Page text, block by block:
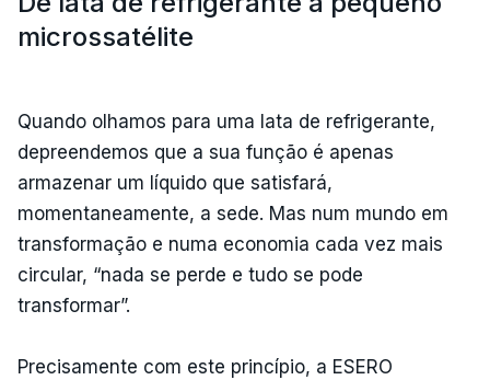
microssatélite
Quando olhamos para uma lata de refrigerante,
depreendemos que a sua função é apenas
armazenar um líquido que satisfará,
momentaneamente, a sede. Mas num mundo em
transformação e numa economia cada vez mais
circular, “nada se perde e tudo se pode
transformar”.
Precisamente com este princípio, a ESERO